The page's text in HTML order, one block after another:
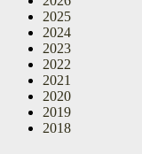
2025
2024
2023
2022
2021
2020
2019
2018